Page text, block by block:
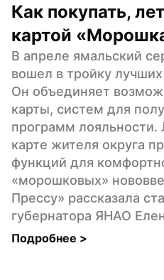
Как покупать,
картой
В апреле ямальский
вошел в тройку
Он объединяет
карты, систем для
программ лояльности.
карте жителя округа
функций для
«морошковых»
Прессу» рассказала
губернатора ЯНАО
Подробнее >